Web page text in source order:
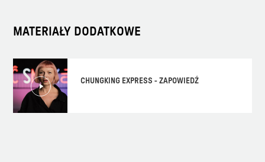
MATERIAŁY DODATKOWE
CHUNGKING EXPRESS - ZAPOWIEDŹ